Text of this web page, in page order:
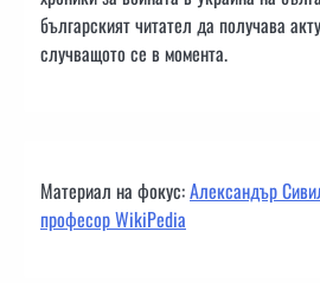
българският читател да получава
случващото се в момента.
Материал на фокус:Александър
професор WikiPedia